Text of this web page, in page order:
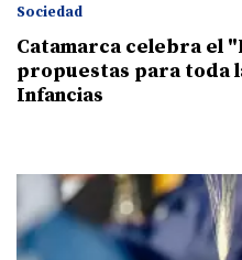
Sociedad
Catamarca celebra el
propuestas para toda
Infancias